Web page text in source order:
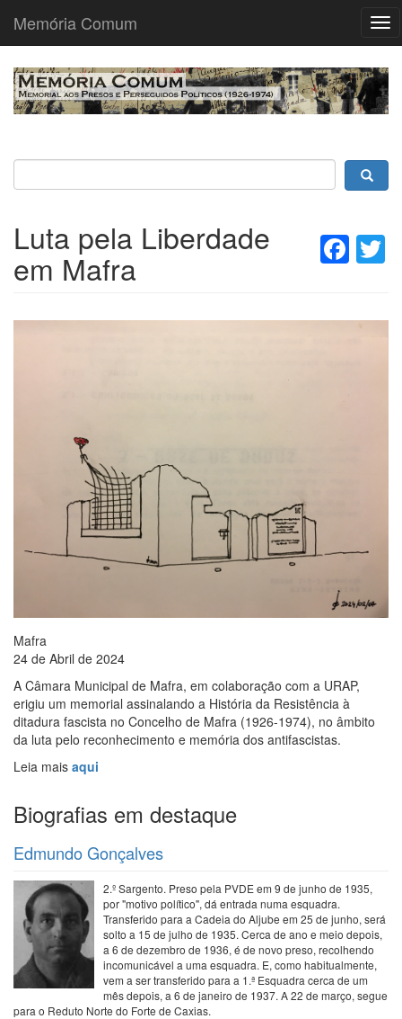
Passar
para
Memória Comum
Luta pela Liberdade
em Mafra
Mafra
24 de Abril de 2024
A Câmara Municipal de Mafra, em colaboração com a URAP,
erigiu um memorial assinalando a História da Resistência à
ditadura fascista no Concelho de Mafra (1926-1974), no âmbito
da luta pelo reconhecimento e memória dos antifascistas.
Leia mais aqui
Biografias em destaque
Edmundo Gonçalves
2.º Sargento. Preso pela PVDE em 9 de junho de 1935,
por "motivo político", dá entrada numa esquadra.
Transferido para a Cadeia do Aljube em 25 de junho, será
solto a 15 de julho de 1935. Cerca de ano e meio depois,
a 6 de dezembro de 1936, é de novo preso, recolhendo
incomunicável a uma esquadra. E, como habitualmente,
vem a ser transferido para a 1.ª Esquadra cerca de um
mês depois, a 6 de janeiro de 1937. A 22 de março, segue
para o Reduto Norte do Forte de Caxias.